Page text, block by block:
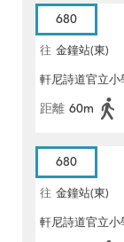
680
往 金鐘站(東)
軒尼詩道官立小
距離 60m
680
往 金鐘站(東)
軒尼詩道官立小